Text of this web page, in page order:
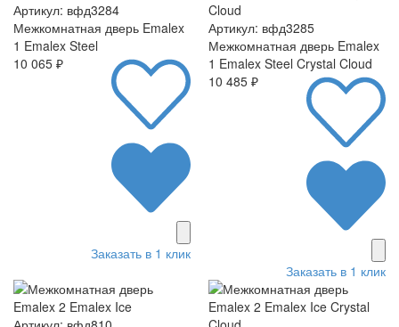
Артикул: вфд3284
Межкомнатная дверь Emalex
1 Emalex Steel
10 065 ₽
Заказать в 1 клик
Артикул: вфд3285
Межкомнатная дверь Emalex
1 Emalex Steel Crystal Cloud
10 485 ₽
Заказать в 1 клик